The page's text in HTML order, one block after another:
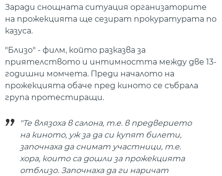
Заради снощната ситуация организаторите
на прожекцията ще сезират прокуратурата по
казуса.
"Близо" - филм, който разказва за
приятелството и интимността между две 13-
годишни момчета. Преди началото на
прожекцията обаче пред киното се събрала
група протестиращи.
"Те влязоха в салона, т.е. в предверието
на киното, уж за да си купят билети,
започнаха да снимат участници, т.е.
хора, които са дошли за прожекцията
отблизо. Започнаха да ги наричат